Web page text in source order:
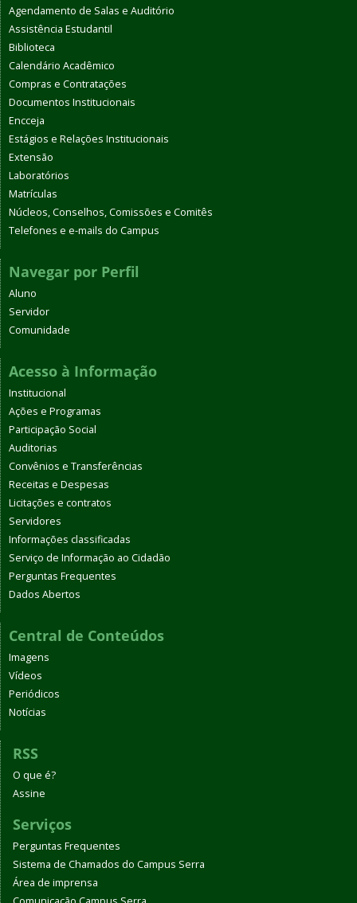
Agendamento de Salas e Auditório
Assistência Estudantil
Biblioteca
Calendário Acadêmico
Compras e Contratações
Documentos Institucionais
Encceja
Estágios e Relações Institucionais
Extensão
Laboratórios
Matrículas
Núcleos, Conselhos, Comissões e Comitês
Telefones e e-mails do Campus
Navegar por Perfil
Aluno
Servidor
Comunidade
Acesso à Informação
Institucional
Ações e Programas
Participação Social
Auditorias
Convênios e Transferências
Receitas e Despesas
Licitações e contratos
Servidores
Informações classificadas
Serviço de Informação ao Cidadão
Perguntas Frequentes
Dados Abertos
Central de Conteúdos
Imagens
Vídeos
Periódicos
Notícias
RSS
O que é?
Assine
Serviços
Perguntas Frequentes
Sistema de Chamados do Campus Serra
Área de imprensa